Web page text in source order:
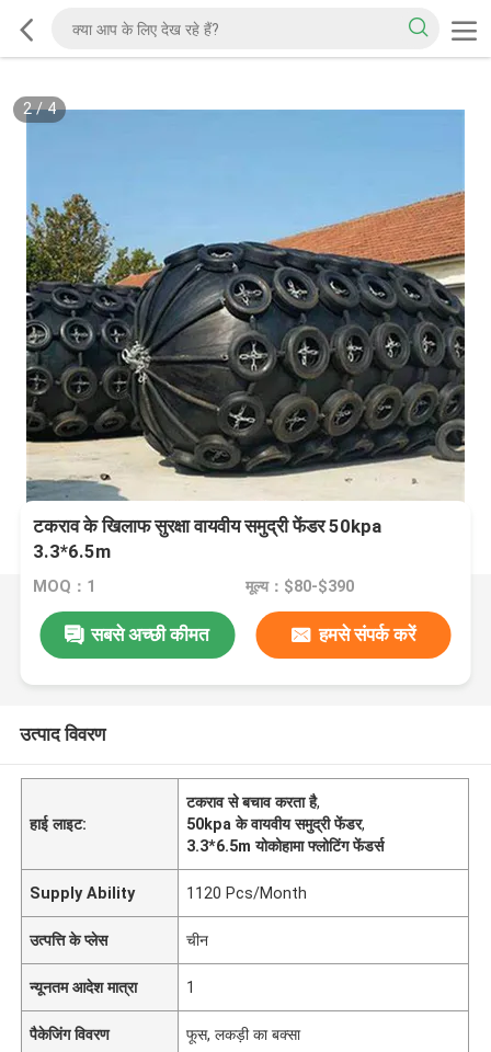
2/4
टकराव के खिलाफ सुरक्षा वायवीय समुद्री फेंडर 50kpa
3.3*6.5m
MOQ：1 मूल्य：$80-$390
सबसे अच्छी कीमत हमसे संपर्क करें
उत्पाद विवरण
हाई लाइट:
टकराव से बचाव करता है,
50kpa के वायवीय समुद्री फेंडर,
3.3*6.5m योकोहामा फ्लोटिंग फेंडर्स
Supply Ability 1120 Pcs/Month
उत्पत्ति के प्लेस चीन
न्यूनतम आदेश मात्रा 1
पैकेजिंग विवरण फूस, लकड़ी का बक्सा